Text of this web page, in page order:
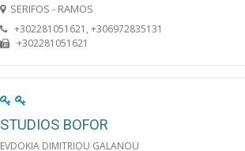
SERIFOS - RAMOS
+302281051621, +306972835131
+302281051621
STUDIOS BOFOR
EVDOKIA DIMITRIOU GALANOU